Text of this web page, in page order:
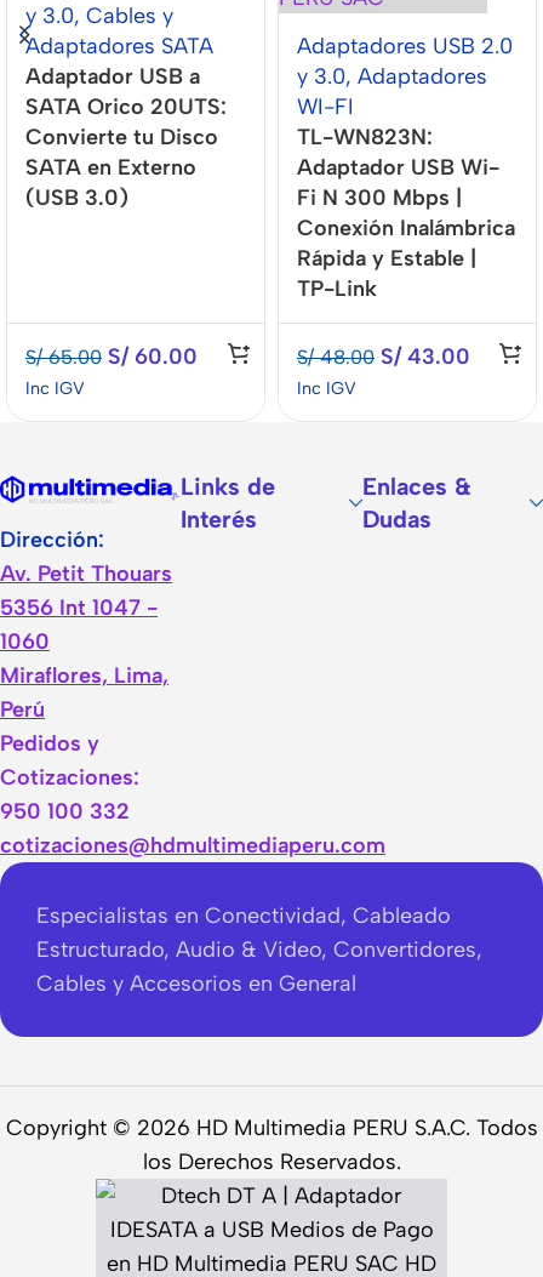
y 3.0, Cables y
Adaptadores SATA
Adaptador USB a
SATA Orico 20UTS:
Convierte tu Disco
SATA en Externo
(USB 3.0)
S/65.00 S/60.00
Inc IGV
Adaptadores USB 2.0
y 3.0, Adaptadores
WI-FI
TL-WN823N:
Adaptador USB Wi-
Fi N 300 Mbps |
Conexión Inalámbrica
Rápida y Estable |
TP-Link
S/48.00 S/43.00
Inc IGV
Dirección:
Av. Petit Thouars
5356 Int 1047 -
1060
Miraflores, Lima,
Perú
Pedidos y
Cotizaciones:
950 100 332
cotizaciones@hdmultimediaperu.com
Links de
Interés
Enlaces &
Dudas
Especialistas en Conectividad, Cableado
Estructurado, Audio & Video, Convertidores,
Cables y Accesorios en General
Copyright © 2026 HD Multimedia PERU S.A.C. Todos
los Derechos Reservados.